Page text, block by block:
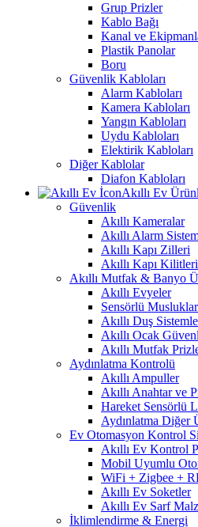
Grup Prizler
Kablo Bağı
Kanal ve
Plastik Panolar
Boru
Güvenlik Kabloları
Alarm Kabloları
Kamera Kabloları
Yangın Kabloları
Uydu Kabloları
Elektirik Kabloları
Diğer Kablolar
Diafon Kabloları
Akıllı Ev
Güvenlik
Akıllı Kameralar
Akıllı Alarm
Akıllı Kapı Zilleri
Akıllı Kapı Kilitleri
Akıllı Mutfak & Banyo
Akıllı Evyeler
Sensörlü
Akıllı Duş
Akıllı Ocak
Akıllı Mutfak
Aydınlatma Kontrolü
Akıllı Ampuller
Akıllı Anahtar ve
Hareket Sensörlü
Aydınlatma Diğer
Ev Otomasyon Kontrol
Akıllı Ev Kontrol
Mobil Uyumlu
WiFi + Zigbee +
Akıllı Ev Soketler
Akıllı Ev Sarf
İklimlendirme & Energi